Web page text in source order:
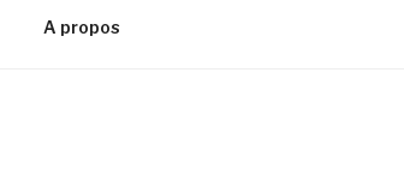
A propos